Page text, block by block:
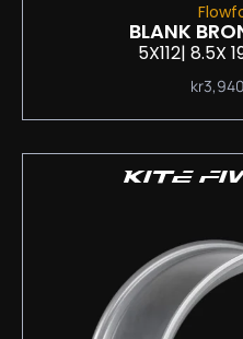
BLANK
5X112| 8.5X
kr3,940
KITE